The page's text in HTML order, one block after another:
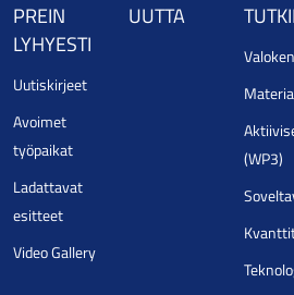
PREIN
LYHYESTI
Uutiskirjeet
Avoimet
työpaikat
Ladattavat
esitteet
Video Gallery
UUTTA
(WP3)